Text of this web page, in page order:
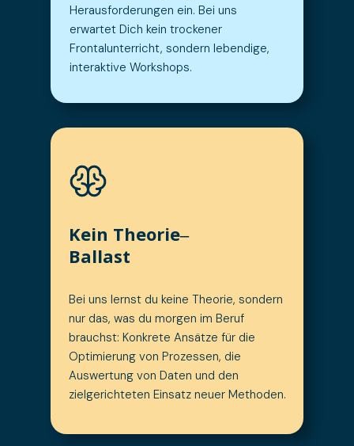
Bei uns lernst du keine Theorie, sondern
nur das, was du morgen im Beruf
brauchst: Konkrete Ansätze für die
Optimierung von Prozessen, die
Auswertung von Daten und den
zielgerichteten Einsatz neuer Methoden.
Kein Theorie‒
Ballast
Herausforderungen ein. Bei uns
erwartet Dich kein trockener
Frontalunterricht, sondern lebendige,
interaktive Workshops.